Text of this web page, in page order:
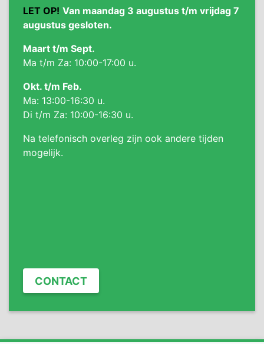
LET OP! Van maandag 3 augustus t/m vrijdag 7
augustus gesloten.
Maart t/m Sept.
Ma t/m Za: 10:00-17:00 u.
Okt. t/m Feb.
Ma: 13:00-16:30 u.
Di t/m Za: 10:00-16:30 u.
Na telefonisch overleg zijn ook andere tijden
mogelijk.
CONTACT